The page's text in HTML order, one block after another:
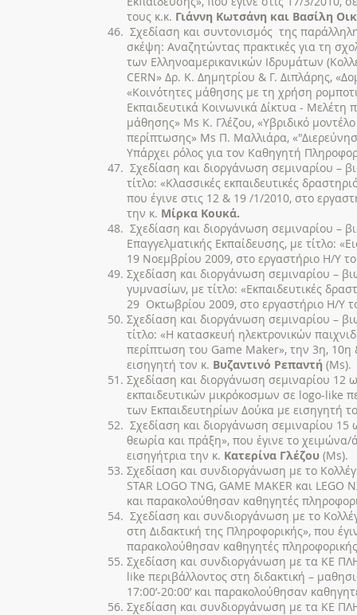
τους κ.κ. Γιάννη Κωτσάνη και Βασίλη
Σχεδίαση και συντονισμός της
σκέψη: Αναζητώντας πρακτικές για τη
των Ελληνοαμερικανικών Ιδρυμάτων
CERN» Δρ. Κ. Δημητρίου & Γ. Διπλάρης,
«Κοινότητες μάθησης με τη χρήση
Εκπαιδευτικά Κοινωνικά Δίκτυα -
μάθησης» Ms Κ. Γλέζου, «Υβριδικό
περίπτωσης» Ms Π. Μαλλιάρα,
Υπάρχει ρόλος για τον Καθηγητή
Σχεδίαση και διοργάνωση σεμιναρίου –
τίτλο: «Κλασσικές εκπαιδευτικές
που έγινε στις 12 & 19 /1/2010, στο
την κ. Μίρκα Κουκά.
Σχεδίαση και διοργάνωση σεμιναρίου –
Επαγγελματικής Εκπαίδευσης, με τίτλο:
19 Νοεμβρίου 2009, στο εργαστήριο Η/Υ
Σχεδίαση και διοργάνωση σεμιναρίου –
γυμνασίων, με τίτλο: «Εκπαιδευτικές
29 Οκτωβρίου 2009, στο εργαστήριο Η/Υ
Σχεδίαση και διοργάνωση σεμιναρίου –
τίτλο: «H κατασκευή ηλεκτρονικών
περίπτωση του Game Maker», την 3η,
εισηγητή τον κ. Βυζαντινό Ρεπαντή (Ms).
Σχεδίαση και διοργάνωση σεμιναρίου 12
εκπαιδευτικών μικρόκοσμων σε logo-like
των Εκπαιδευτηρίων Δούκα με εισηγητή
Σχεδίαση και διοργάνωση σεμιναρίου 15
θεωρία και πράξη», που έγινε το
εισηγήτρια την κ. Κατερίνα Γλέζου (Ms).
Σχεδίαση και συνδιοργάνωση με το
STAR LOGO TNG, GAME MAKER και
και παρακολούθησαν καθηγητές
Σχεδίαση και συνδιοργάνωση με το
στη Διδακτική της Πληροφορικής», που
παρακολούθησαν καθηγητές
Σχεδίαση και συνδιοργάνωση με τα ΚΕ
like περιβάλλοντος στη διδακτική –
17:00’-20:00’ και παρακολούθησαν
Σχεδίαση και συνδιοργάνωση με τα ΚΕ